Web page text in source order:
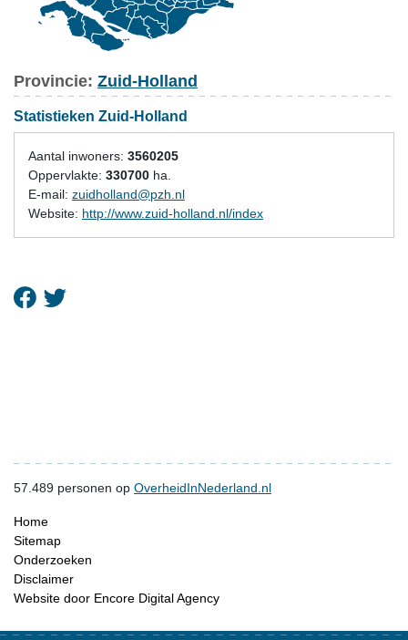
Provincie: Zuid-Holland
Statistieken Zuid-Holland
Aantal inwoners: 3560205
Oppervlakte: 330700 ha.
E-mail: zuidholland@pzh.nl
Website: http://www.zuid-holland.nl/index
57.489 personen op OverheidInNederland.nl
Home
Sitemap
Onderzoeken
Disclaimer
Website door Encore Digital Agency